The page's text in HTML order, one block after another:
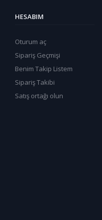
HESABIM
Oturum aç
Sipariş Geçmişi
Benim Takip Listem
Sipariş Takibi
Satış ortağı olun